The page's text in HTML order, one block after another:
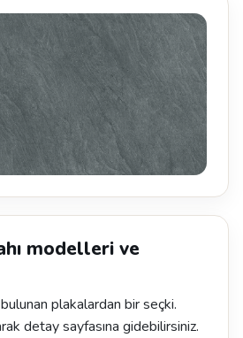
modelleri ve
plakalardan bir seçki.
detay sayfasına gidebilirsiniz.